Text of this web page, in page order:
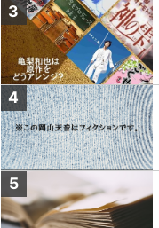
3
4
5